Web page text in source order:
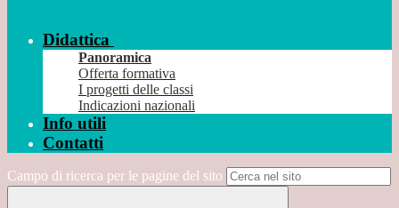
Didattica
Panoramica
Offerta formativa
I progetti delle classi
Indicazioni nazionali
Info utili
Contatti
Campo di ricerca per le pagine del sito